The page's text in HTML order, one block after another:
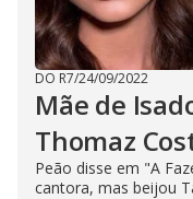
DO R7/24/09/2022
Mãe de
Thomaz
Peão disse em "A
cantora, mas beijou